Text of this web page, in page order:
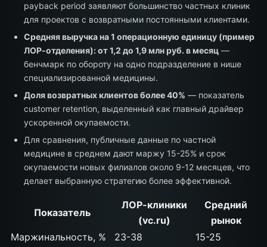
payback period заявляют большинство частных клиник
для проектов с возвратными постоянными клиентами.
Средняя выручка на 1 операционную единицу (пример
ЛОР-отделения): от 1,2 до 1,9 млн руб. в месяц —
бенчмарк по обороту на одно подразделение в нише
специализированной медицины.
Доля возвратных клиентов более 40% — показатель
customer retention, выделенный как главный драйвер
ускоренной окупаемости.
Для сравнения, публичные данные по частной
медицине в среднем дают маржу 15-25% и срок
окупаемости новых филиалов около 9-12 месяцев, что
делает выбранную стратегию более эффективной.
Показатель
ЛОР-клиники
(vc.ru)
Средний
рынок
Маржинальность, %
23-38
15-25